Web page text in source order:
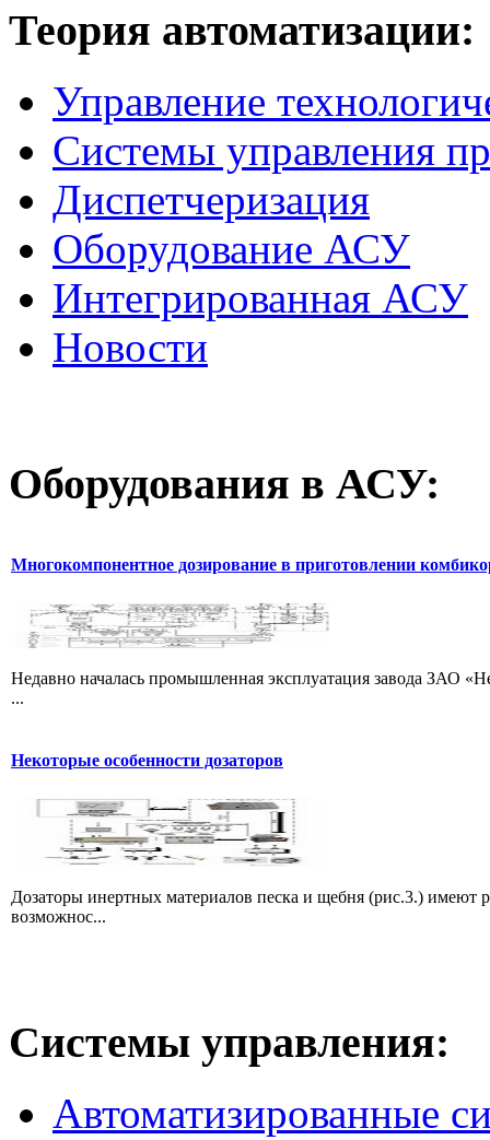
Теория автоматизации:
Управление
Системы управления
Диспетчеризация
Оборудование АСУ
Интегрированная АСУ
Новости
Оборудования в АСУ:
Многокомпонентное дозирование в приготовлении
Недавно началась промышленная эксплуатация завода ЗАО
...
Некоторые особенности дозаторов
Дозаторы инертных материалов песка и щебня (рис.3.) имеют
возможнос...
Системы управления:
Автоматизированные